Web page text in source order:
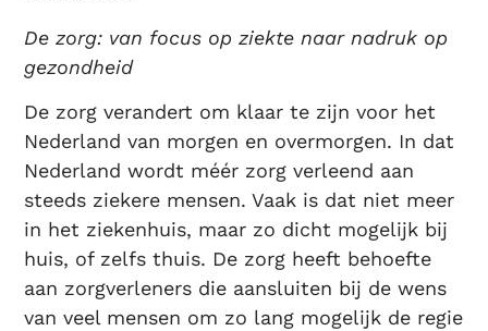
De zorg: van focus op ziekte naar nadruk op
gezondheid
De zorg verandert om klaar te zijn voor het
Nederland van morgen en overmorgen. In dat
Nederland wordt méér zorg verleend aan
steeds ziekere mensen. Vaak is dat niet meer
in het ziekenhuis, maar zo dicht mogelijk bij
huis, of zelfs thuis. De zorg heeft behoefte
aan zorgverleners die aansluiten bij de wens
van veel mensen om zo lang mogelijk de regie